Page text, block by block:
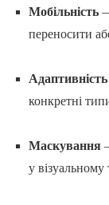
Мобільність—
переносити
Адаптивність
конкретні
Маскування
у візуальному